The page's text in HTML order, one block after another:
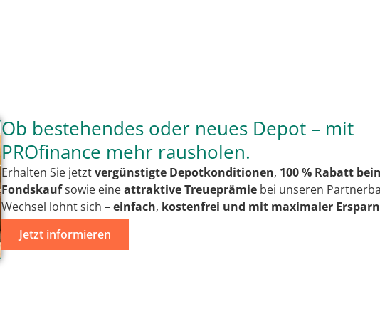
Ob bestehendes oder neues Depot – mit
PROfinance mehr rausholen.
Erhalten Sie jetztvergünstigte Depotkonditionen, 100 % Rabatt
Fondskaufsowie eineattraktive Treueprämiebei unseren
Wechsel lohnt sich –einfach, kostenfrei und mit maximaler
Jetzt informieren